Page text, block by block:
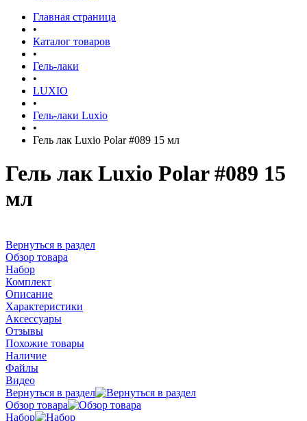
Главная страница
•
Каталог товаров
•
Гель-лаки
•
LUXIO
•
Гель-лаки Luxio
•
Гель лак Luxio Polar #089 15 мл
Гель лак Luxio Polar #089 15
мл
Вернуться в раздел
Обзор товара
Набор
Комплект
Описание
Характеристики
Аксессуары
Отзывы
Похожие товары
Наличие
Файлы
Видео
Вернуться в раздел
Обзор товара
Набор